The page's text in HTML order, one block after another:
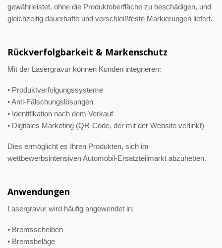
gewährleistet, ohne die Produktoberfläche zu beschädigen, und
gleichzeitig dauerhafte und verschleißfeste Markierungen liefert.
Rückverfolgbarkeit & Markenschutz
Mit der Lasergravur können Kunden integrieren:
• Produktverfolgungssysteme
• Anti-Fälschungslösungen
• Identifikation nach dem Verkauf
• Digitales Marketing (QR-Code, der mit der Website verlinkt)
Dies ermöglicht es Ihren Produkten, sich im
wettbewerbsintensiven Automobil-Ersatzteilmarkt abzuheben.
Anwendungen
Lasergravur wird häufig angewendet in:
• Bremsscheiben
• Bremsbeläge